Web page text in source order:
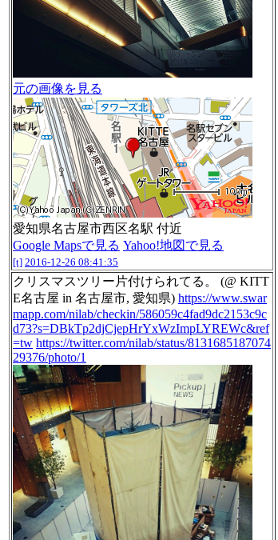
元の画像を見る
愛知県名古屋市西区名駅 付近
Google Mapsで見る Yahoo!地図で見る
[t] 2016-12-26 08:41:35
クリスマスツリー片付けられてる。 (@ KITT
E名古屋 in 名古屋市, 愛知県) https://www.swar
mapp.com/nilab/checkin/586059c4fad9dc2153c9c
d73?s=DBkTp2djCjepHrYxWzImpLYREWc&ref
=tw https://twitter.com/nilab/status/8131685187074
29376/photo/1